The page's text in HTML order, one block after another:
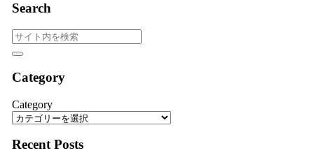
Search
Category
Category
Recent Posts